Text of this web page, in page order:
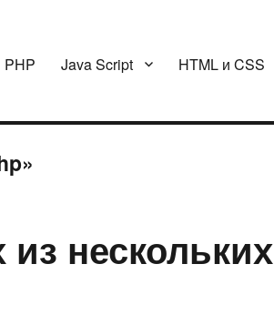
PHP Java Script HTML и CSS
нескольких